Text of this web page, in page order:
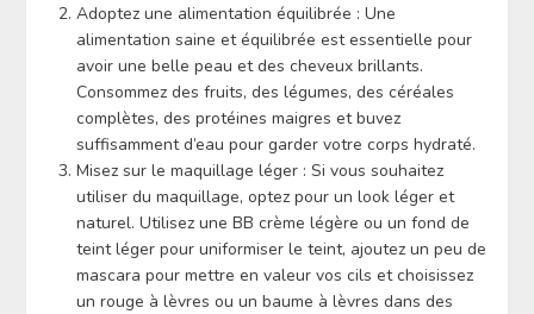
Adoptez une alimentation équilibrée : Une
alimentation saine et équilibrée est essentielle pour
avoir une belle peau et des cheveux brillants.
Consommez des fruits, des légumes, des céréales
complètes, des protéines maigres et buvez
suffisamment d’eau pour garder votre corps hydraté.
Misez sur le maquillage léger : Si vous souhaitez
utiliser du maquillage, optez pour un look léger et
naturel. Utilisez une BB crème légère ou un fond de
teint léger pour uniformiser le teint, ajoutez un peu de
mascara pour mettre en valeur vos cils et choisissez
un rouge à lèvres ou un baume à lèvres dans des